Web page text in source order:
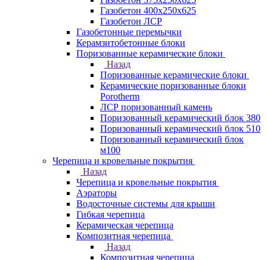
Газобетон 400х250х625
Газобетон ЛСР
Газобетонные перемычки
Керамзитобетонные блоки
Поризованные керамические блоки
Назад
Поризованные керамические блоки
Керамические поризованные блоки
Porotherm
ЛСР поризованный камень
Поризованный керамический блок 380
Поризованный керамический блок 510
Поризованный керамический блок
м100
Черепица и кровельные покрытия
Назад
Черепица и кровельные покрытия
Аэраторы
Водосточные системы для крыши
Гибкая черепица
Керамическая черепица
Композитная черепица
Назад
Композитная черепица